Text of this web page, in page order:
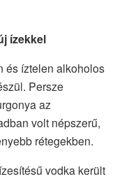
ízekkel
és íztelen alkoholos
Persze
az
volt népszerű,
rétegekben.
vodka került